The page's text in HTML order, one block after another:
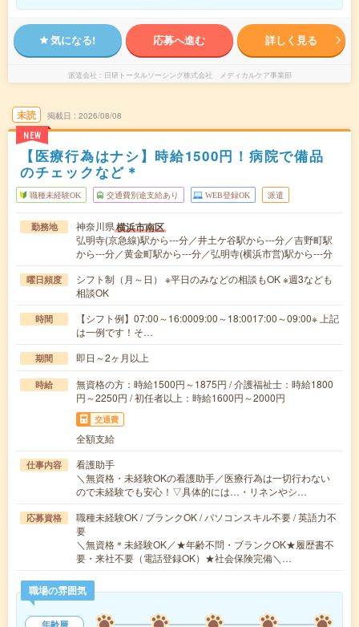
気になる! 応募へ進む 詳しく見る
派遣会社 日研トータルソーシング株式会社 メディカルケア事業部
未読
NEW
掲載日 2026/08/08
【医療行為はナシ】時給1500円！病院で備品
のチェックなど＊
職種未経験OK 交通費別途支給あり WEB登録OK 派遣
勤務地 神奈川県横浜市南区
弘明寺(京急線)駅から---分／井土ケ谷駅から---分／吉野町駅
から---分／黄金町駅から---分／弘明寺(横浜市営)駅から---分
曜日頻度
シフト制（月～日） ※平日のみなどの相談もOK ※週3なども
相談OK
時間
【シフト例】07:00～16:0009:00～18:0017:00～09:00※ 上記
は一例です！そ…
期間 即日～2ヶ月以上
時給
無資格の方：時給1500円～1875円 / 介護福祉士：時給1800
円～2250円 / 初任者以上：時給1600円～2000円
交通費
全額支給
仕事内容
看護助手
＼無資格・未経験OKの看護助手／医療行為は一切行わない
ので未経験でも安心！▽具体的には…・リネンやシ…
応募資格
職種未経験OK / ブランクOK / パソコンスキル不要 / 英語力不
要
＼無資格＊未経験OK／★年齢不問・ブランクOK★履歴書不
要・来社不要（電話登録OK）★社会保険完備＼…
職場の雰囲気
年齢層